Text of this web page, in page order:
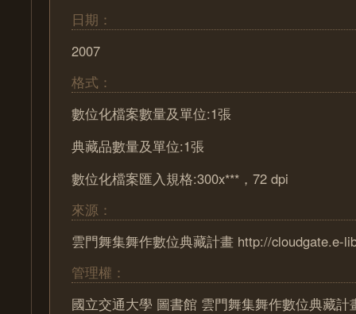
日期：
2007
格式：
數位化檔案數量及單位:1張
典藏品數量及單位:1張
數位化檔案匯入規格:300x***，72 dpi
來源：
雲門舞集舞作數位典藏計畫 http://cloudgate.e-
管理權：
國立交通大學 圖書館 雲門舞集舞作數位典藏計